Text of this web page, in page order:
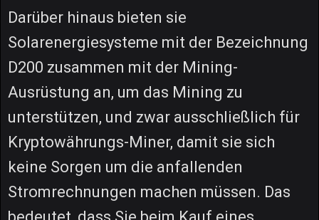
Darüber hinaus bieten sie
Solarenergiesysteme mit der Bezeichnung
D200 zusammen mit der Mining-
Ausrüstung an, um das Mining zu
unterstützen, und zwar ausschließlich für
Kryptowährungs-Miner, damit sie sich
keine Sorgen um die anfallenden
Stromrechnungen machen müssen. Das